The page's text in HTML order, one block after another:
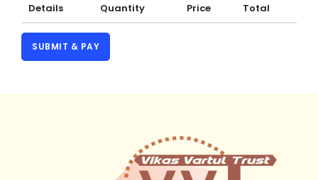
Details Quantity Price Total